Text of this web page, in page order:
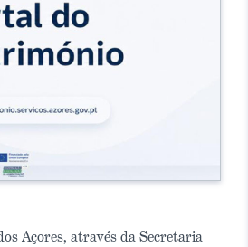
Açores, através da Secretaria